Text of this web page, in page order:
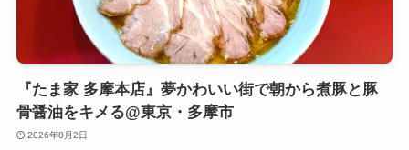
『たま家 多摩本店』夢かわいい街で朝から煮豚と豚
骨醤油をキメる@東京・多摩市
2026年8月2日